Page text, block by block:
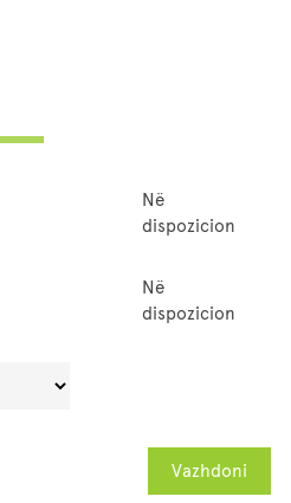
Në
dispozicion
Në
dispozicion
Vazhdoni